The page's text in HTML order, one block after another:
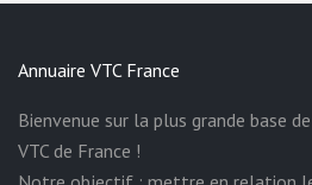
Annuaire VTC France
Bienvenue sur la plus grande base
VTC de France !